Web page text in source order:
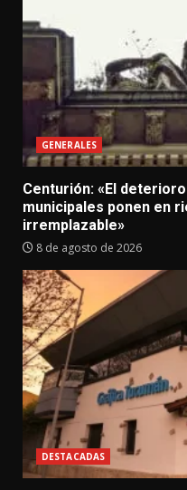
GENERALES
Centurión: «El
municipales ponen en
irremplazable»
8 de agosto de 2026
DESTACADAS